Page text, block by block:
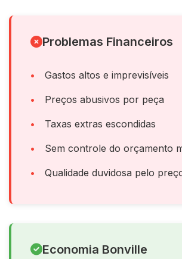
Problemas Financeiros
Gastos altos e imprevisíveis
Preços abusivos por peça
Taxas extras escondidas
Sem controle do orçamento
Qualidade duvidosa pelo
Economia Bonville